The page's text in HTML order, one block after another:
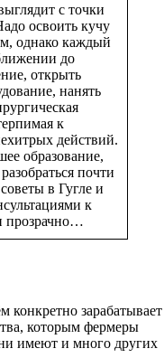
с точки
освоить кучу
однако каждый
до
открыть
нанять
к
действий.
образование,
почти
в Гугле и
к
прозрачно…
конкретно зарабатывает
которым фермеры
имеют и много других